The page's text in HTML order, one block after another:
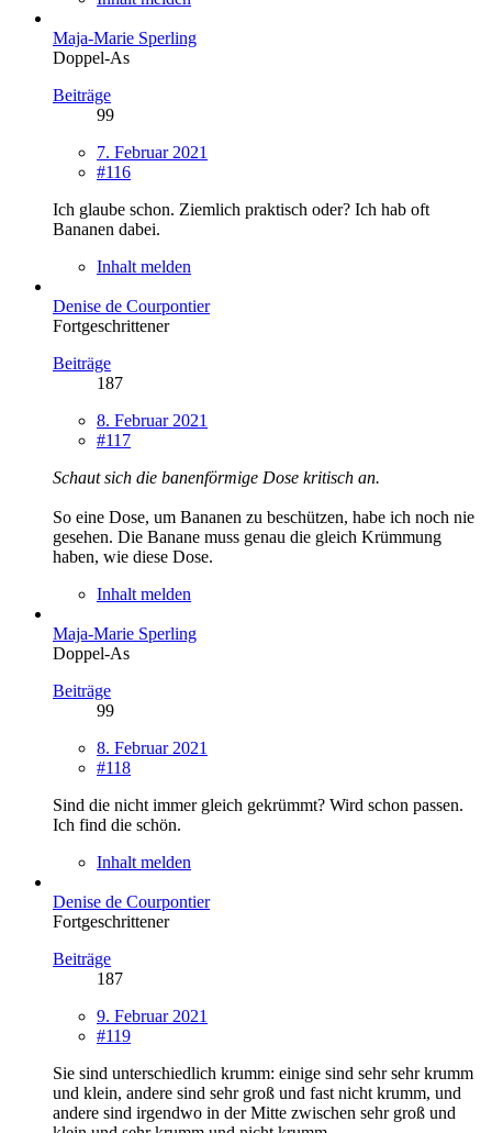
Maja-Marie Sperling
Doppel-As
Beiträge
99
7. Februar 2021
#116
Ich glaube schon. Ziemlich praktisch oder? Ich hab oft
Bananen dabei.
Inhalt melden
Denise de Courpontier
Fortgeschrittener
Beiträge
187
8. Februar 2021
#117
Schaut sich die banenförmige Dose kritisch an.
So eine Dose, um Bananen zu beschützen, habe ich noch nie
gesehen. Die Banane muss genau die gleich Krümmung
haben, wie diese Dose.
Inhalt melden
Maja-Marie Sperling
Doppel-As
Beiträge
99
8. Februar 2021
#118
Sind die nicht immer gleich gekrümmt? Wird schon passen.
Ich find die schön.
Inhalt melden
Denise de Courpontier
Fortgeschrittener
Beiträge
187
9. Februar 2021
#119
Sie sind unterschiedlich krumm: einige sind sehr sehr krumm
und klein, andere sind sehr groß und fast nicht krumm, und
andere sind irgendwo in der Mitte zwischen sehr groß und